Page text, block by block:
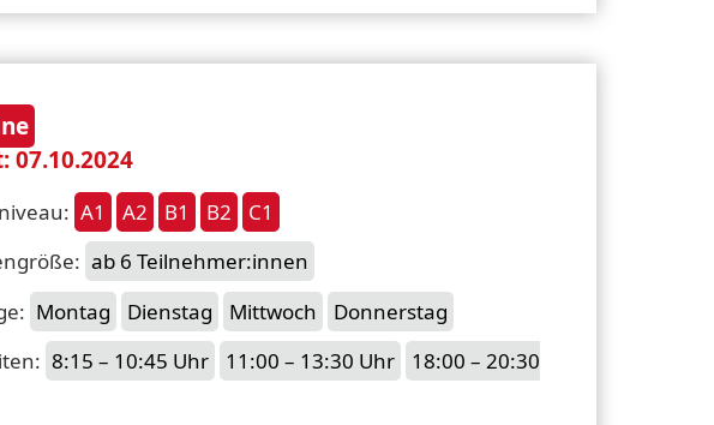
07.10.2024
A1 A2 B1 B2
C1
ab 6 Teilnehmer:innen
Montag Dienstag Mittwoch
Donnerstag
8:15 – 10:45 Uhr 11:00 – 13:30 Uhr
18:00 – 20:30